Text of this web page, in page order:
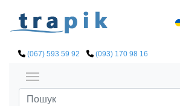
(067) 593 59 92 (093) 170 98 16